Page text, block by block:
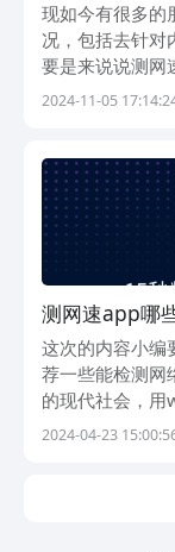
现如今有很多的
况，包括去针对
要是来说说测网
了一些相关的应
2024-11-05
测网速app哪
这次的内容小编
荐一些能检测网
的现代社会，
事，在使用过程
2024-04-23